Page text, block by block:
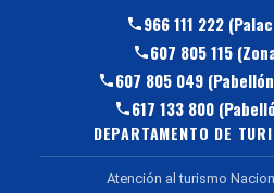
966 111 222
607 805 115
607 805 049
617 133 800
DEPARTAMENTO DE
Atención al turismo